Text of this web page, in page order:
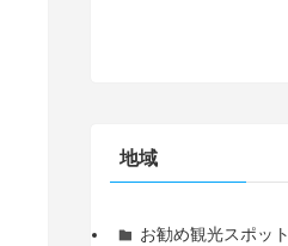
地域
お勧め観光スポット